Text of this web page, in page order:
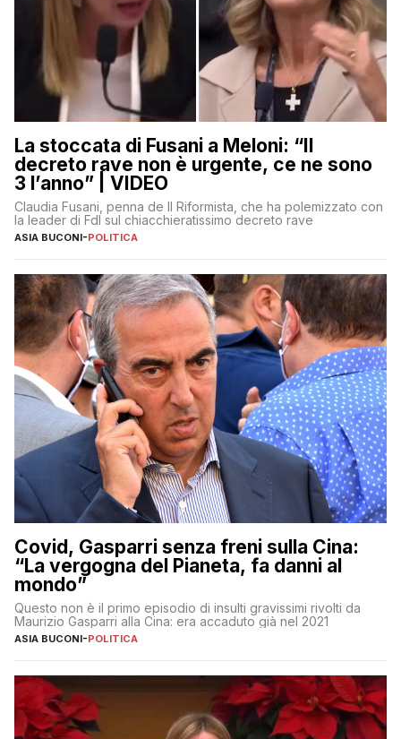
La stoccata di Fusani a Meloni: “Il
decreto rave non è urgente, ce ne sono
3 l’anno” | VIDEO
Claudia Fusani, penna de Il Riformista, che ha polemizzato con
la leader di FdI sul chiacchieratissimo decreto rave
ASIA BUCONI-POLITICA
Covid, Gasparri senza freni sulla Cina:
“La vergogna del Pianeta, fa danni al
mondo”
Questo non è il primo episodio di insulti gravissimi rivolti da
Maurizio Gasparri alla Cina: era accaduto già nel 2021
ASIA BUCONI-POLITICA